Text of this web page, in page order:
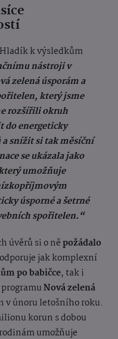
k výsledkům
nástroji v
zelená úsporám a
který jsme
rozšířili okruh
do energeticky
snížit si tak měsíční
se ukázala jako
umožňuje
úsporné a šetrné
spořitelen.“
úvěrů si o ně požádalo
jak komplexní
po babičce, tak i
Nová zelená
v únoru letošního roku.
korun s dobou
umožňuje